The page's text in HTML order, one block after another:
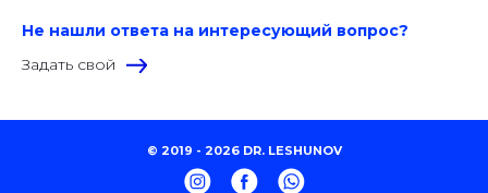
Не нашли ответа на интересующий вопрос?
Задать свой
© 2019 - 2026 DR. LESHUNOV